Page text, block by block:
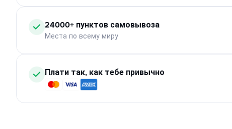
24000+ пунктов самовывоза
Места по всему миру
Плати так, как тебе привычно